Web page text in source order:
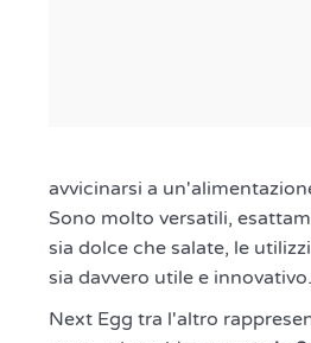
avvicinarsi a
Sono molto versatili,
sia dolce che salate, le
sia davvero utile e innovativo.
Next Egg tra l'altro